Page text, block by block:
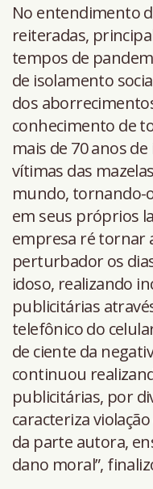
No entendimento
reiteradas,
tempos de
de isolamento
dos
conhecimento de
mais de 70 anos
vítimas das
mundo, tornando-
em seus próprios
empresa ré tornar
perturbador os
idoso, realizando
publicitárias
telefônico do
de ciente da
continuou
publicitárias, por
caracteriza
da parte autora,
dano moral”,